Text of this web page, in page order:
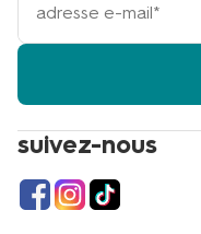
suivez-nous
adresse